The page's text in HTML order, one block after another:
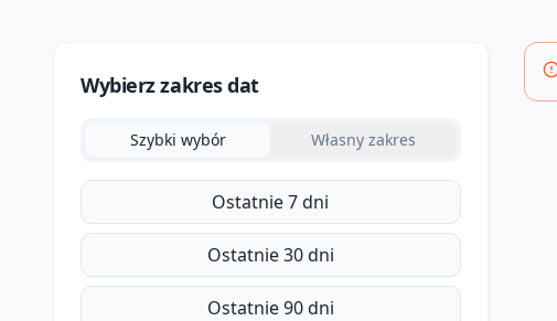
Wybierz zakres dat
Szybki wybór Własny zakres
Ostatnie 7 dni
Ostatnie 30 dni
Ostatnie 90 dni